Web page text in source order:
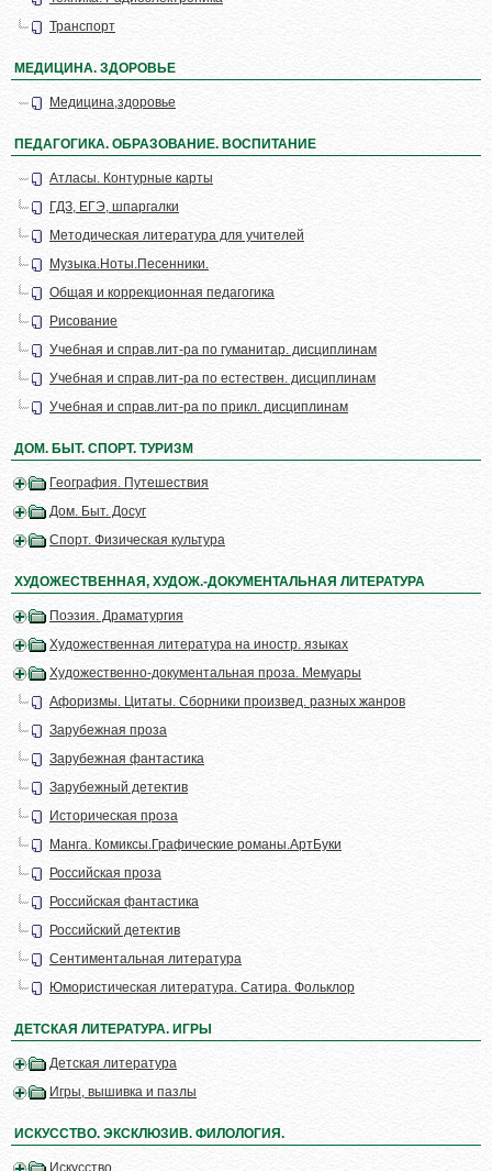
Транспорт
МЕДИЦИНА. ЗДОРОВЬЕ
Медицина,здоровье
ПЕДАГОГИКА. ОБРАЗОВАНИЕ. ВОСПИТАНИЕ
Атласы. Контурные карты
ГДЗ, ЕГЭ, шпаргалки
Методическая литература для учителей
Музыка.Ноты.Песенники.
Общая и коррекционная педагогика
Рисование
Учебная и справ.лит-ра по гуманитар. дисциплинам
Учебная и справ.лит-ра по естествен. дисциплинам
Учебная и справ.лит-ра по прикл. дисциплинам
ДОМ. БЫТ. СПОРТ. ТУРИЗМ
География. Путешествия
Дом. Быт. Досуг
Спорт. Физическая культура
ХУДОЖЕСТВЕННАЯ, ХУДОЖ.-ДОКУМЕНТАЛЬНАЯ ЛИТЕРАТУРА
Поэзия. Драматургия
Художественная литература на иностр. языках
Художественно-документальная проза. Мемуары
Афоризмы. Цитаты. Сборники произвед. разных жанров
Зарубежная проза
Зарубежная фантастика
Зарубежный детектив
Историческая проза
Манга. Комиксы.Графические романы.АртБуки
Российская проза
Российская фантастика
Российский детектив
Сентиментальная литература
Юмористическая литература. Сатира. Фольклор
ДЕТСКАЯ ЛИТЕРАТУРА. ИГРЫ
Детская литература
Игры, вышивка и пазлы
ИСКУССТВО. ЭКСКЛЮЗИВ. ФИЛОЛОГИЯ.
Искусство